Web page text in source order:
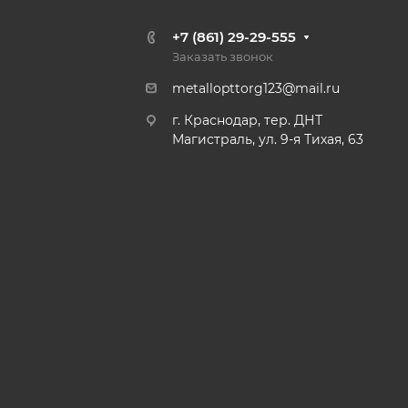
+7 (861) 29-29-555
Заказать звонок
metallopttorg123@mail.ru
г. Краснодар, тер. ДНТ
Магистраль, ул. 9-я Тихая, 63